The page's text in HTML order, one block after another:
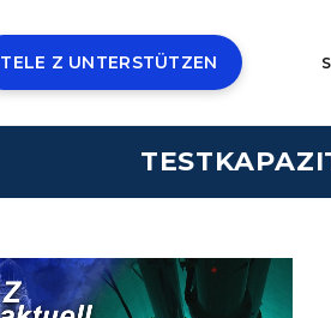
TELE Z UNTERSTÜTZEN